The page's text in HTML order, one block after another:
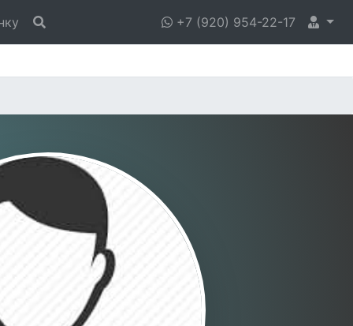
+7 (920) 954-22-17